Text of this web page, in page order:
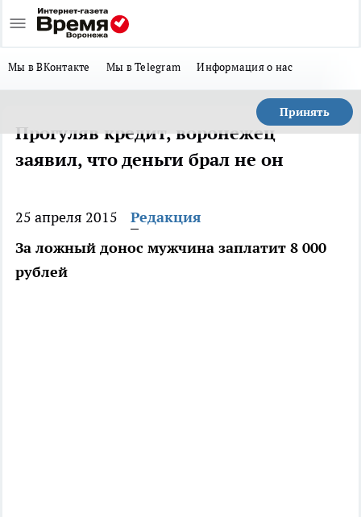
Мы в ВКонтакте Мы в Telegram Информация о нас
Принять
Прогуляв кредит, воронежец
заявил, что деньги брал не он
25 апреля 2015
Редакция
За ложный донос мужчина заплатит 8 000
рублей